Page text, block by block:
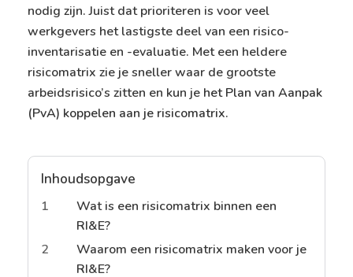
nodig zijn. Juist dat prioriteren is voor veel
werkgevers het lastigste deel van een risico-
inventarisatie en -evaluatie. Met een heldere
risicomatrix zie je sneller waar de grootste
arbeidsrisico’s zitten en kun je het Plan van Aanpak
(PvA) koppelen aan je risicomatrix.
Inhoudsopgave
1
Wat is een risicomatrix binnen een
RI&E?
2
Waarom een risicomatrix maken voor je
RI&E?